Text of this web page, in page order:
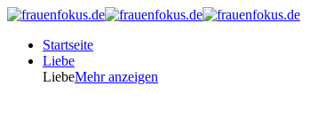
Startseite
Liebe
LiebeMehr anzeigen